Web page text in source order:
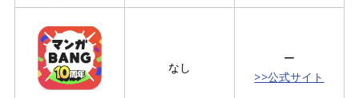
なし
ー
>>公式サイト